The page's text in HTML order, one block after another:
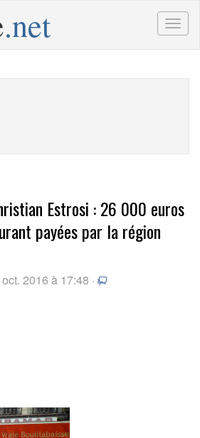
.net
Estrosi : 26 000 euros
payées par la région
2016 à 17:48 ·